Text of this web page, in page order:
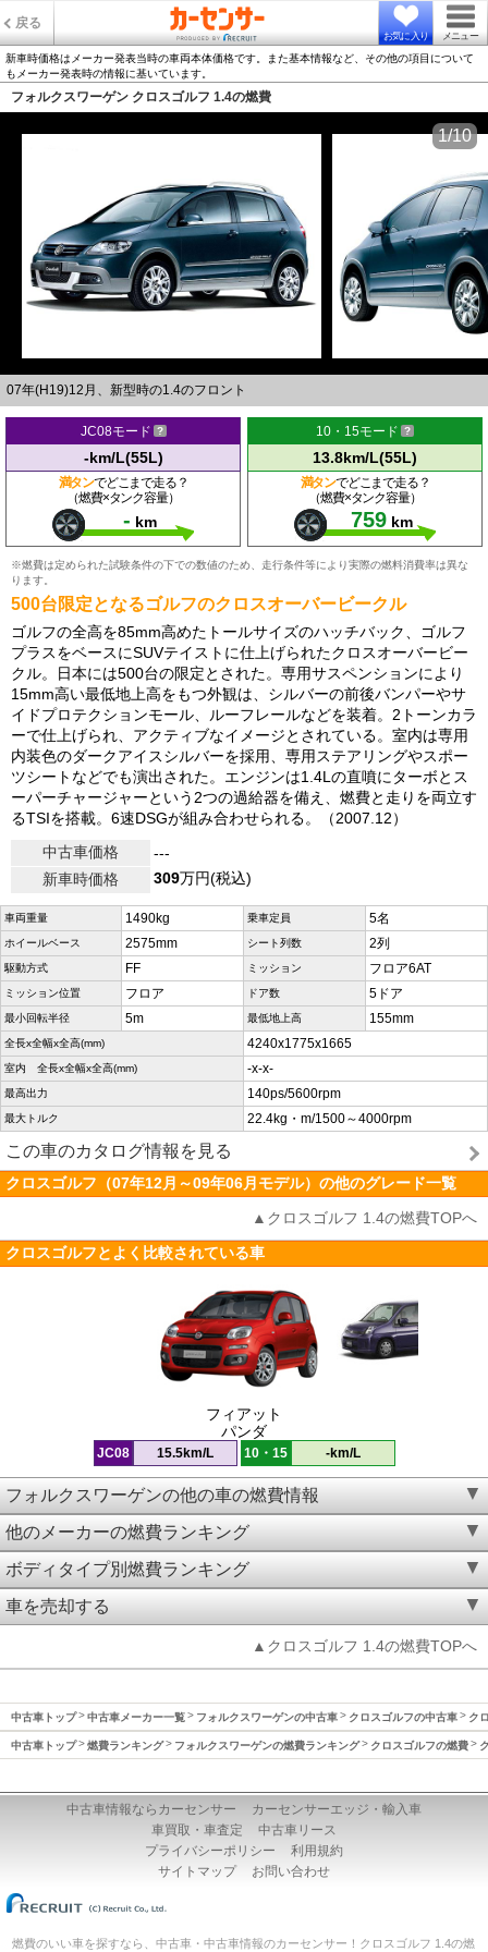
戻る
お気に入り メニュー
新車時価格はメーカー発表当時の車両本体価格です。また基本情報など、その他の項目について
もメーカー発表時の情報に基いています。
フォルクスワーゲン クロスゴルフ 1.4の燃費
07年(H19)12月、新型時の1.4のフロント
1/10
JC08モード
-km/L(55L)
満タンでどこまで走る？
（燃費×タンク容量）
- km
10・15モード
13.8km/L(55L)
満タンでどこまで走る？
（燃費×タンク容量）
759 km
※燃費は定められた試験条件の下での数値のため、走行条件等により実際の燃料消費率は異な
ります。
500台限定となるゴルフのクロスオーバービークル
ゴルフの全高を85mm高めたトールサイズのハッチバック、ゴルフ
プラスをベースにSUVテイストに仕上げられたクロスオーバービー
クル。日本には500台の限定とされた。専用サスペンションにより
15mm高い最低地上高をもつ外観は、シルバーの前後バンパーやサ
イドプロテクションモール、ルーフレールなどを装着。2トーンカラ
ーで仕上げられ、アクティブなイメージとされている。室内は専用
内装色のダークアイスシルバーを採用、専用ステアリングやスポー
ツシートなどでも演出された。エンジンは1.4Lの直噴にターボとス
ーパーチャージャーという2つの過給器を備え、燃費と走りを両立す
るTSIを搭載。6速DSGが組み合わせられる。（2007.12）
中古車価格
---
新車時価格
309万円(税込)
車両重量 1490kg 乗車定員 5名
ホイールベース 2575mm シート列数 2列
駆動方式 FF ミッション フロア6AT
ミッション位置 フロア ドア数 5ドア
最小回転半径 5m 最低地上高 155mm
全長x全幅x全高(mm) 4240x1775x1665
室内 全長x全幅x全高(mm) -x-x-
最高出力 140ps/5600rpm
最大トルク 22.4kg・m/1500～4000rpm
この車のカタログ情報を見る
クロスゴルフ（07年12月～09年06月モデル）の他のグレード一覧
▲クロスゴルフ 1.4の燃費TOPへ
クロスゴルフとよく比較されている車
フィアット
パンダ
JC08 15.5km/L 10・15 -km/L
フォルクスワーゲンの他の車の燃費情報
他のメーカーの燃費ランキング
ボディタイプ別燃費ランキング
車を売却する
▲クロスゴルフ 1.4の燃費TOPへ
中古車トップ 中古車メーカー一覧 フォルクスワーゲンの中古車 クロスゴルフの中古車 ク
中古車トップ 燃費ランキング フォルクスワーゲンの燃費ランキング クロスゴルフの燃費
中古車情報ならカーセンサー
カーセンサーエッジ・輸入車
車買取・車査定
中古車リース
プライバシーポリシー
利用規約
サイトマップ
お問い合わせ
燃費のいい車を探すなら、中古車・中古車情報のカーセンサー！クロスゴルフ 1.4の燃